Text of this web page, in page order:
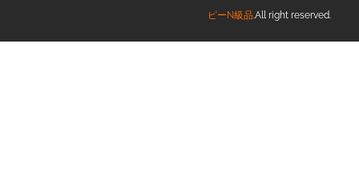
ピーN級品.All right reserved.